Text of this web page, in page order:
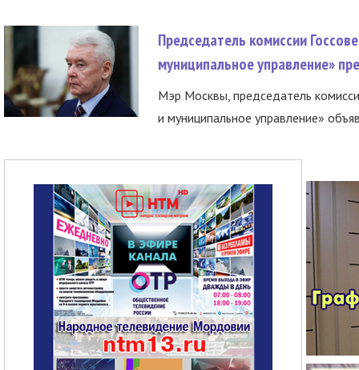
Председатель комиссии
муниципальное управление»
Мэр Москвы, председатель
и муниципальное управление»